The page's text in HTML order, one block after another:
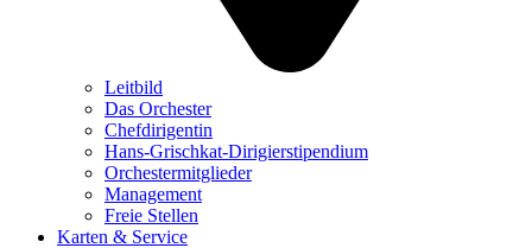
Leitbild
Das Orchester
Chefdirigentin
Hans-Grischkat-Dirigierstipendium
Orchestermitglieder
Management
Freie Stellen
Karten & Service